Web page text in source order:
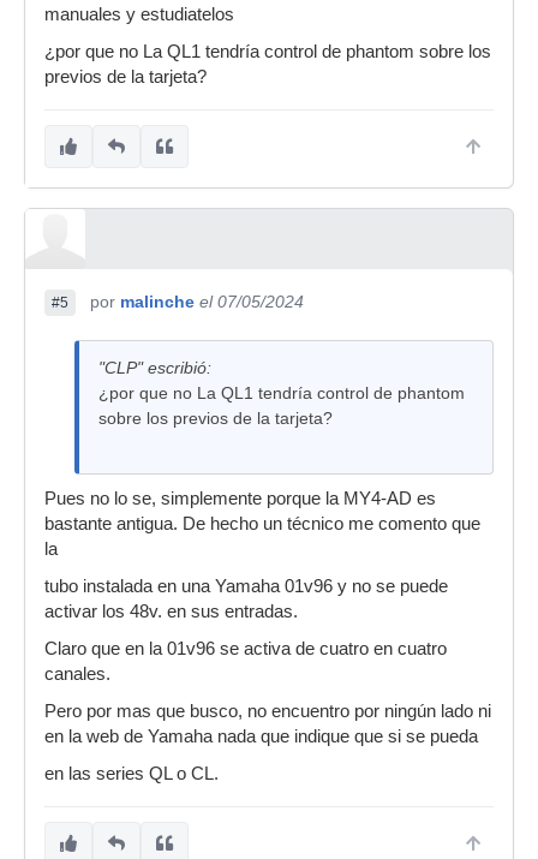
manuales y estudiatelos
¿por que no La QL1 tendría control de phantom sobre los
previos de la tarjeta?
#5 por malinche el 07/05/2024
"CLP" escribió:
¿por que no La QL1 tendría control de phantom
sobre los previos de la tarjeta?
Pues no lo se, simplemente porque la MY4-AD es
bastante antigua. De hecho un técnico me comento que
la
tubo instalada en una Yamaha 01v96 y no se puede
activar los 48v. en sus entradas.
Claro que en la 01v96 se activa de cuatro en cuatro
canales.
Pero por mas que busco, no encuentro por ningún lado ni
en la web de Yamaha nada que indique que si se pueda
en las series QL o CL.